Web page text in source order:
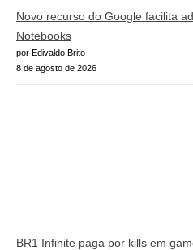
Novo recurso do Google facilita
Notebooks
por Edivaldo Brito
8 de agosto de 2026
BR1 Infinite paga por kills em